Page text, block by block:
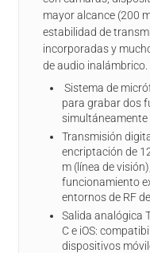
mayor alcance (200
estabilidad de
incorporadas y
de audio inalámbrico.
Sistema de
para grabar dos
simultáneamente
Transmisión
encriptación de
m (línea de
funcionamiento
entornos de RF
Salida analógica
C e iOS:
dispositivos